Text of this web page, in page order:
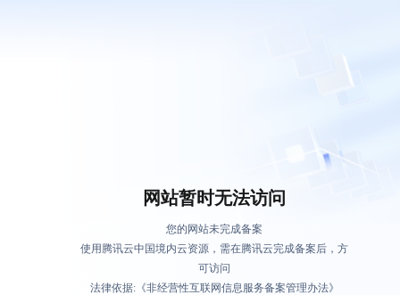
网站暂时无法访问
您的网站未完成备案
使用腾讯云中国境内云资源，需在腾讯云完成备案后，方
可访问
法律依据:《非经营性互联网信息服务备案管理办法》